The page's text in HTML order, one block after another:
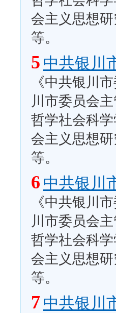
会主义思想
等。
5 中共银川
《中共银川
川市委员会
哲学社会科
会主义思想
等。
6 中共银川
《中共银川
川市委员会
哲学社会科
会主义思想
等。
7 中共银川